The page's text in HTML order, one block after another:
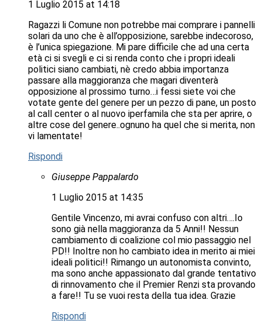
1 Luglio 2015 at 14:18
Ragazzi li Comune non potrebbe mai comprare i pannelli
solari da uno che è all’opposizione, sarebbe indecoroso,
è l’unica spiegazione. Mi pare difficile che ad una certa
età ci si svegli e ci si renda conto che i propri ideali
politici siano cambiati, nè credo abbia importanza
passare alla maggioranza che magari diventerà
opposizione al prossimo turno…i fessi siete voi che
votate gente del genere per un pezzo di pane, un posto
al call center o al nuovo iperfamila che sta per aprire, o
altre cose del genere..ognuno ha quel che si merita, non
vi lamentate!
Rispondi
Giuseppe Pappalardo
1 Luglio 2015 at 14:35
Gentile Vincenzo, mi avrai confuso con altri….Io
sono già nella maggioranza da 5 Anni!! Nessun
cambiamento di coalizione col mio passaggio nel
PD!! Inoltre non ho cambiato idea in merito ai miei
ideali politici!! Rimango un autonomista convinto,
ma sono anche appassionato dal grande tentativo
di rinnovamento che il Premier Renzi sta provando
a fare!! Tu se vuoi resta della tua idea. Grazie
Rispondi